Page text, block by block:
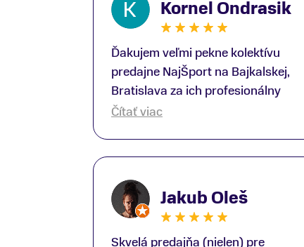
Kornel Ondrasik
Ďakujem veľmi pekne kolektívu
predajne NajŠport na Bajkalskej,
Bratislava za ich profesionálny
prístup k zákazníkom; Zvlášť
ako aj prilby.. všetko značka Atomic;
Pán Martin Guniš mi svojou
odbornosťou otvoril nové obzory a
dozvedel som sa, vďaka jeho
Čítať viac
Jakub Oleš
Skvelá predajňa (nielen) pre